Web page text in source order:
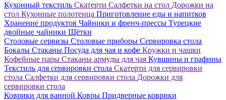
Кухонный текстиль Скатерти Салфетки на стол Дорожки на
стол Кухонные полотенца Приготовление еды и напитков
Хранение продуктов Чайники и френч-прессы Турецкие
двойные чайники Щётки
Столовые сервизы Столовые приборы Сервировка стола
Бокалы Стаканы Посуда для чая и кофе Кружки и чашки
Кофейные пары Стаканы армуды для чая Кувшины и графины
Текстиль для сервировки стола Скатерти для сервировки
стола Салфетки для сервировки стола Дорожки для
сервировки стола
Коврики для ванной Ковры Придверные коврики